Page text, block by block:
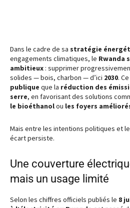
Dans le cadre de sa stratégie
engagements climatiques, le Rwanda
ambitieux : supprimer
solides — bois, charbon — d’ici 2030.
publique que la réduction des
serre, en favorisant des solutions
le bioéthanolou les foyers
Mais entre les intentions politiques et
écart persiste.
Une couverture
mais un usage limité
Selon les chiffres officiels publiés le 8